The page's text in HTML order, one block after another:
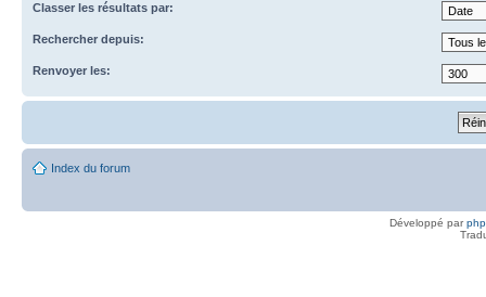
Classer les résultats par:
Rechercher depuis:
Renvoyer les:
Index du forum
Développé par